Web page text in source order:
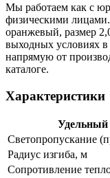
Мы работаем как с
физическими
оранжевый, размер
выходных условиях в
напрямую от
каталоге.
Характеристики
Удельный
Светопропускание
Радиус изгиба, м
Сопротивление